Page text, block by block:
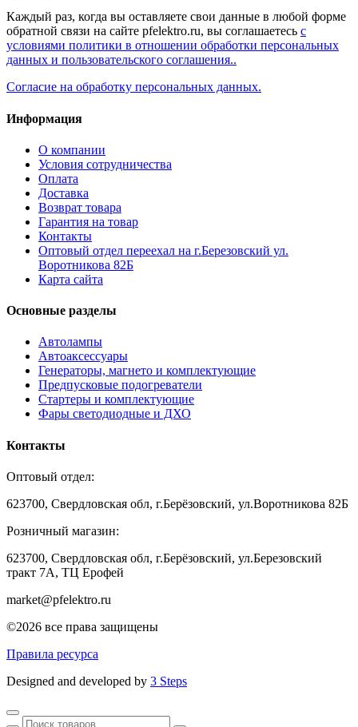
Каждый раз, когда вы оставляете свои данные в любой форме
обратной связи на сайте pfelektro.ru, вы соглашаетесь с
условиями политики в отношении обработки персональных
данных и пользовательского соглашения..
Согласие на обработку персональных данных.
Информация
О компании
Условия сотрудничества
Оплата
Доставка
Возврат товара
Гарантия на товар
Контакты
Оптовый отдел переехал на г.Березовский ул.
Воротникова 82Б
Карта сайта
Основные разделы
Автолампы
Автоаксессуары
Генераторы, магнето и комплектующие
Предпусковые подогреватели
Стартеры и комплектующие
Фары светодиодные и ДХО
Контакты
Оптовый отдел:
623700, Свердловская обл, г.Берёзовский, ул.Воротникова 82Б
Розничный магазин:
623700, Свердловская обл, г.Берёзовский, ул.Березовский
тракт 7А, ТЦ Ерофей
market@pfelektro.ru
©2026 все права защищены
Правила ресурса
Designed and developed by 3 Steps